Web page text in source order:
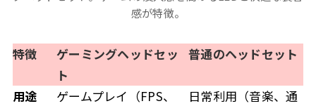
感が特徴。
特徴
ゲーミングヘッドセッ
ト
普通のヘッドセット
用途
ゲームプレイ（FPS、
日常利用（音楽、通